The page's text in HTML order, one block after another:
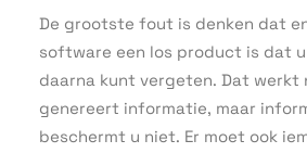
De grootste fout is denken dat
software een los product is dat
daarna kunt vergeten. Dat werkt
genereert informatie, maar
beschermt u niet. Er moet ook